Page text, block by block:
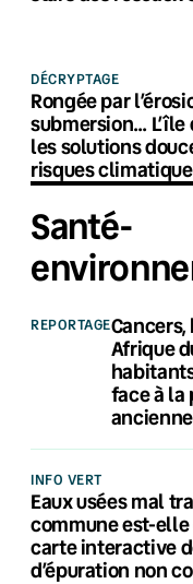
DÉCRYPTAGE
Rongée par
submersion… L’île
les solutions
risques
Santé-
REPORTAGE
Afrique
face à la
INFO VERT
Eaux usées mal
commune est-elle
carte interactive
d’épuration non